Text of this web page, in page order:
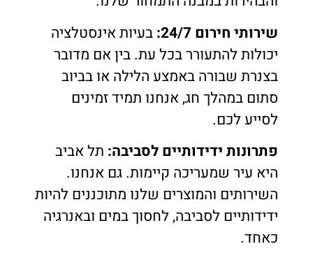
שירותי חירום 24/7:
בעיות אינסטלציה
יכולות להתעורר בכל עת. בין אם מדובר
בצנרת שבורה באמצע הלילה או בביוב
סתום במהלך חג, אנחנו תמיד זמינים
לסייע לכם.
פתרונות ידידותיים לסביבה: תל אביב
היא עיר שמעריכה קיימות. גם אנחנו.
השירותים והמוצרים שלנו מתוכננים להיות
ידידותיים לסביבה, לחסוך במים ובאנרגיה
כאחד.